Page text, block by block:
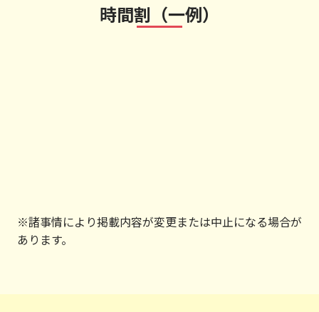
時間割（一例）
※諸事情により掲載内容が変更または中止になる場合が
あります。